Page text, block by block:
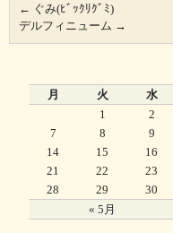
← ぐみ(ﾋﾞｯｸﾘｸﾞﾐ)
デルフィニューム →
月
火 水
« 5月
1 2
7
8 9
14
15 16
21
22 23
28
29 30